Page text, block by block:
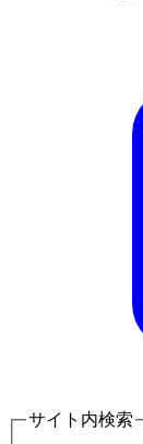
サイト内検索